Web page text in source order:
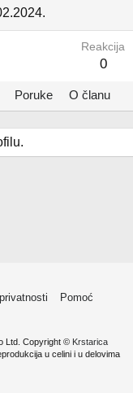
Reakcija
0
Poruke O članu
Pomoć
Ltd. Copyright © Krstarica
u celini i u delovima